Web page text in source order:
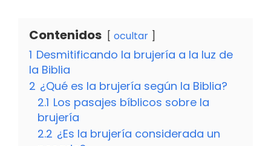
Contenidos ocultar
1 Desmitificando la brujería a la luz de
la Biblia
2 ¿Qué es la brujería según la Biblia?
2.1 Los pasajes bíblicos sobre la
brujería
2.2 ¿Es la brujería considerada un